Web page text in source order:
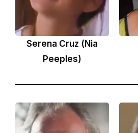
Serena Cruz (Nia
Peeples)